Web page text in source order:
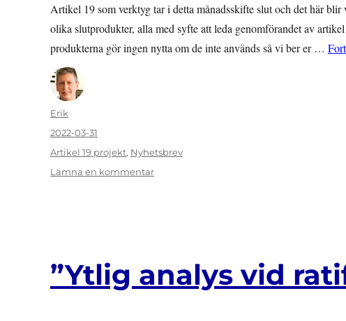
Artikel 19 som verktyg tar i detta månadsskifte slut och det här
olika slutprodukter, alla med syfte att leda genomförandet av
produkterna gör ingen nytta om de inte används så vi ber er …
Författare
Erik
Publicerat
den
2022-03-31
Kategorier
Artikel 19 projekt, Nyhetsbrev
Lämna en kommentartill
”Ytlig analys vid